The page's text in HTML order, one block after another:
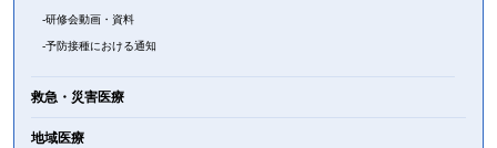
研修会動画・資料
予防接種における通知
救急・災害医療
地域医療